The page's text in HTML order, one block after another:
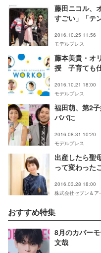
藤田ニコル、
すごい」「テ
2016.10.25 11:56
モデルプレス
藤本美貴・オ
授 子育ても
2016.10.21 18:00
モデルプレス
福田萌、第2
パパに
2016.08.31 10:20
モデルプレス
出産したら聖
って変わった
2016.03.28 18:00
株式会社セブン＆ア
おすすめ特集
8月のカバー
文哉